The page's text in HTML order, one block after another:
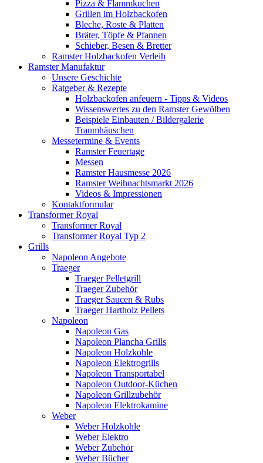
Pizza & Flammkuchen
Grillen im Holzbackofen
Bleche, Roste & Platten
Bräter, Töpfe & Pfannen
Schieber, Besen & Bretter
Ramster Holzbackofen Verleih
Ramster Manufaktur
Unsere Geschichte
Ratgeber & Rezepte
Holzbackofen anfeuern - Tipps & Videos
Wissenswertes zu den Ramster Gewölben
Beispiele Einbauten / Bildergalerie
Traumhäuschen
Messetermine & Events
Ramster Feuertage
Messen
Ramster Hausmesse 2026
Ramster Weihnachtsmarkt 2026
Videos & Impressionen
Kontaktformular
Transformer Royal
Transformer Royal
Transformer Royal Typ 2
Grills
Napoleon Angebote
Traeger
Traeger Pelletgrill
Traeger Zubehör
Traeger Saucen & Rubs
Traeger Hartholz Pellets
Napoleon
Napoleon Gas
Napoleon Plancha Grills
Napoleon Holzkohle
Napoleon Elektrogrills
Napoleon Transportabel
Napoleon Outdoor-Küchen
Napoleon Grillzubehör
Napoleon Elektrokamine
Weber
Weber Holzkohle
Weber Elektro
Weber Zubehör
Weber Bücher